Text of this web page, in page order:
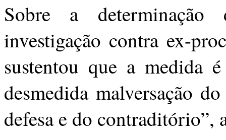
Sobre a
investigação contra ex-
sustentou que a medida
desmedida malversação
defesa e do contraditório”,